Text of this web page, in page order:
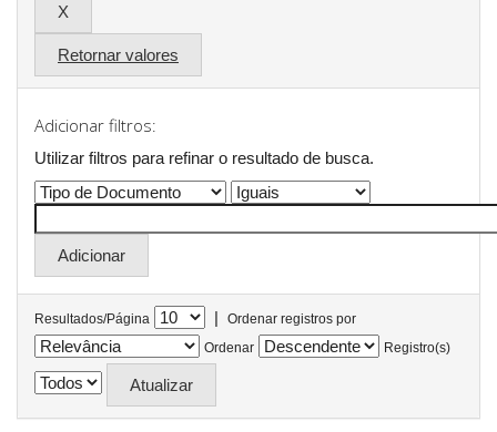
Retornar valores
Adicionar filtros:
Utilizar filtros para refinar o resultado de busca.
Resultados/Página |
Ordenar registros por
Ordenar
Registro(s)